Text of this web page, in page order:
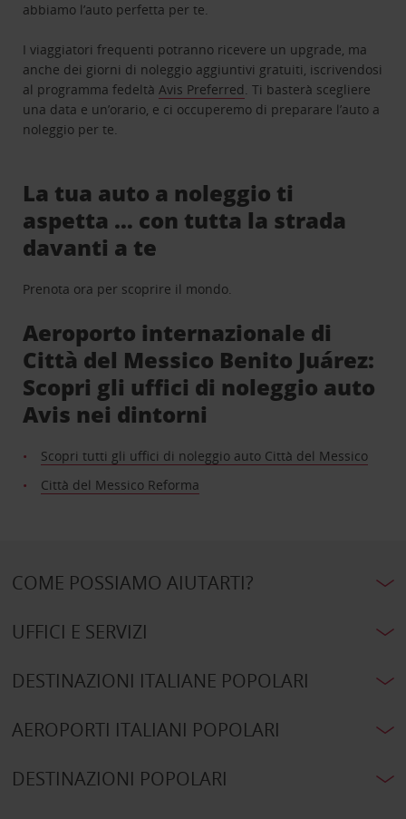
abbiamo l’auto perfetta per te.
I viaggiatori frequenti potranno ricevere un upgrade, ma
anche dei giorni di noleggio aggiuntivi gratuiti, iscrivendosi
al programma fedeltàAvis Preferred. Ti basterà scegliere
una data e un’orario, e ci occuperemo di preparare l’auto a
noleggio per te.
La tua auto a noleggio ti
aspetta … con tutta la strada
davanti a te
Prenota ora per scoprire il mondo.
Aeroporto internazionale di
Città del Messico Benito Juárez:
Scopri gli uffici di noleggio auto
Avis nei dintorni
Scopri tutti gli uffici di noleggio auto Città del Messico
Città del Messico Reforma
COME POSSIAMO AIUTARTI?
UFFICI E SERVIZI
DESTINAZIONI ITALIANE POPOLARI
AEROPORTI ITALIANI POPOLARI
DESTINAZIONI POPOLARI